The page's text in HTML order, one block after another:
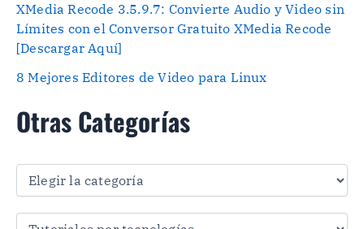
XMedia Recode 3.5.9.7: Convierte Audio y Video sin
Límites con el Conversor Gratuito XMedia Recode
[Descargar Aquí]
8 Mejores Editores de Video para Linux
Otras Categorías
O
a